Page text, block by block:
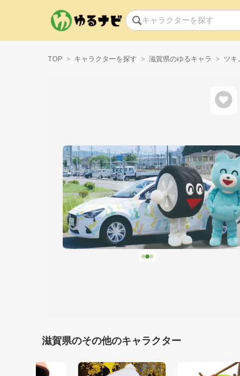
TOP キャラクターを探す 滋賀県のゆるキャラ ツキ
滋賀県のその他のキャラクター